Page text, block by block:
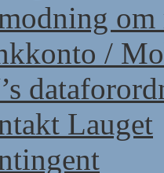
om
/
Lauget